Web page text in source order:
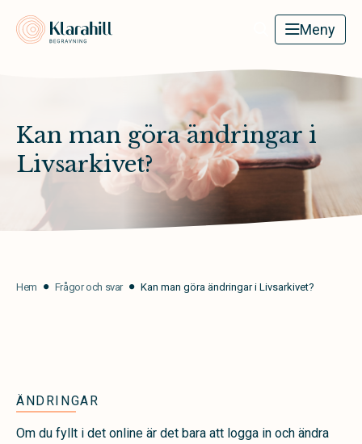
Meny
Kan man göra ändringar i
Livsarkivet?
Hem Frågor och svar Kan man göra ändringar i Livsarkivet?
ÄNDRINGAR
Om du fyllt i det online är det bara att logga in och ändra